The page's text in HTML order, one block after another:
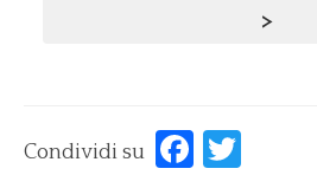
>
Condividi su